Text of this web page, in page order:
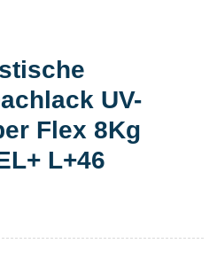
UV-
Flex 8Kg
L+46